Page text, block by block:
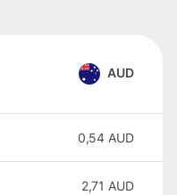
AUD
0,54 AUD
2,71 AUD